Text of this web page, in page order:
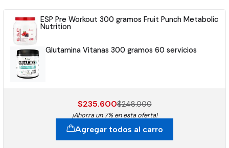
ESP Pre Workout 300 gramos Fruit Punch Metabolic
Nutrition
Glutamina Vitanas 300 gramos 60 servicios
$235.600$248.000
¡Ahorra un 7% en esta oferta!
Agregar todos al carro